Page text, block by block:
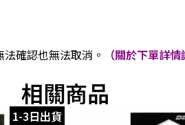
確認也無法取消。 （關於下單詳
相關商品
1-3日出貨